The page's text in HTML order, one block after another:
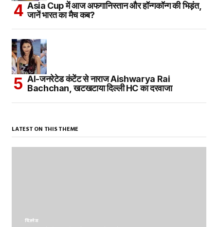
Asia Cup में आज अफगानिस्तान और हॉन्गकॉन्ग की भिड़ंत,
जानें भारत का मैच कब?
AI-जनरेटेड कंटेंट से नाराज Aishwarya Rai
Bachchan, खटखटाया दिल्ली HC का दरवाजा
LATEST ON THIS THEME
बिज़नेस